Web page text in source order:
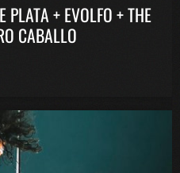
PLATA + EVOLFO + THE
CABALLO